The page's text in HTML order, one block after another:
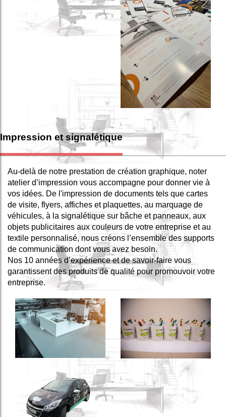
Impression et signalétique
Au-delà de notre prestation de création graphique, noter
atelier d’impression vous accompagne pour donner vie à
vos idées. De l'impression de documents tels que cartes
de visite, flyers, affiches et plaquettes, au marquage de
véhicules, à la signalétique sur bâche et panneaux, aux
objets publicitaires aux couleurs de votre entreprise et au
textile personnalisé, nous créons l’ensemble des supports
de communication dont vous avez besoin.
Nos 10 années d’expérience et de savoir-faire vous
garantissent des produits de qualité pour promouvoir votre
entreprise.